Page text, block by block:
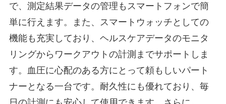
で、測定結果データの管理もスマートフォンで簡
単に行えます。また、スマートウォッチとしての
機能も充実しており、ヘルスケアデータのモニタ
リングからワークアウトの計測までサポートしま
す。血圧に心配のある方にとって頼もしいパート
ナーとなる一台です。耐久性にも優れており、毎